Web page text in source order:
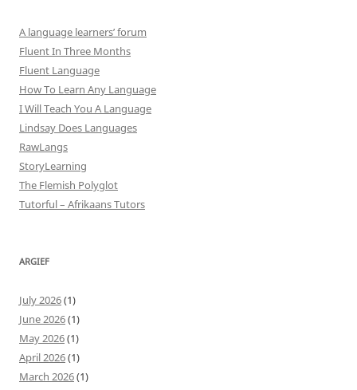
A language learners’ forum
Fluent In Three Months
Fluent Language
How To Learn Any Language
I Will Teach You A Language
Lindsay Does Languages
RawLangs
StoryLearning
The Flemish Polyglot
Tutorful – Afrikaans Tutors
ARGIEF
July 2026(1)
June 2026(1)
May 2026(1)
April 2026(1)
March 2026(1)